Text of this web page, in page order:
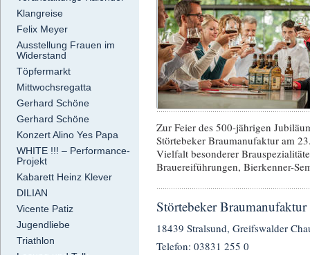
Klangreise
Felix Meyer
Ausstellung Frauen im
Widerstand
Töpfermarkt
Mittwochsregatta
Gerhard Schöne
Gerhard Schöne
Konzert Alino Yes Papa
WHITE !!! – Performance-
Projekt
Kabarett Heinz Klever
DILIAN
Vicente Patiz
Jugendliebe
Triathlon
Zur Feier des 500-jährigen
Störtebeker Braumanufaktur am
Vielfalt besonderer
Brauereiführungen, Bierkenner-
Störtebeker Braumanufaktur
18439 Stralsund, Greifswalder
Telefon: 03831 255 0